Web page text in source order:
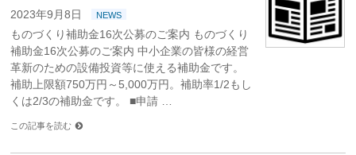
2023年9月8日 NEWS
ものづくり補助金16次公募のご案内 ものづくり
補助金16次公募のご案内 中小企業の皆様の経営
革新のための設備投資等に使える補助金です。
補助上限額750万円～5,000万円。補助率1/2もし
くは2/3の補助金です。 ■申請 …
この記事を読む